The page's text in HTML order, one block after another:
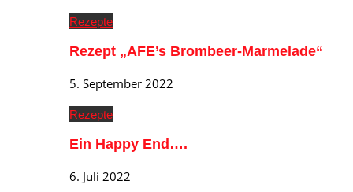
Rezepte
Rezept „AFE’s Brombeer-Marmelade“
5. September 2022
Rezepte
Ein Happy End….
6. Juli 2022